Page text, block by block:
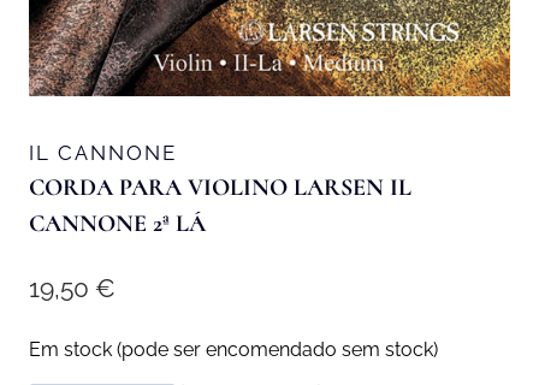
IL CANNONE
CORDA PARA VIOLINO LARSEN IL
CANNONE 2ª LÁ
19,50 €
Em stock (pode ser encomendado sem stock)